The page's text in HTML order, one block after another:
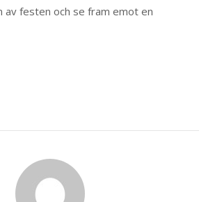
av festen och se fram emot en